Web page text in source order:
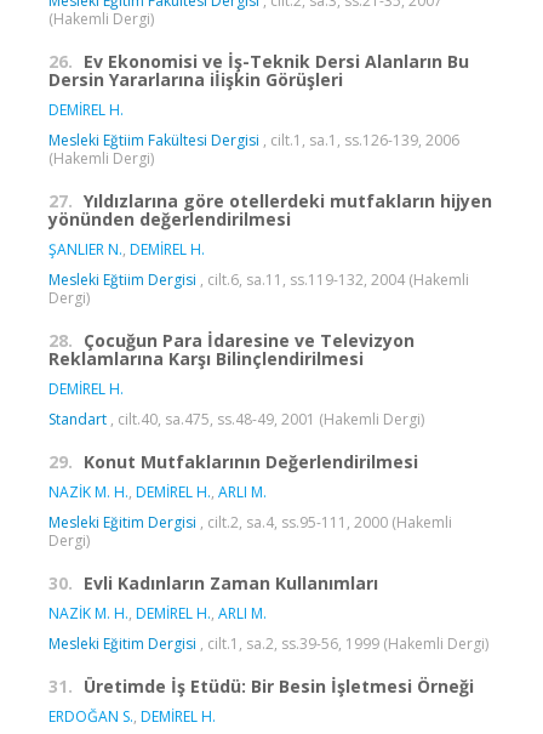
(Hakemli Dergi)
26. Ev Ekonomisi ve İş-Teknik Dersi Alanların Bu
Dersin Yararlarına iİişkin Görüşleri
DEMİREL H.
Mesleki Eğtiim Fakültesi Dergisi , cilt.1, sa.1, ss.126-139, 2006
(Hakemli Dergi)
27. Yıldızlarına göre otellerdeki mutfakların hijyen
yönünden değerlendirilmesi
ŞANLIER N., DEMİREL H.
Mesleki Eğtiim Dergisi , cilt.6, sa.11, ss.119-132, 2004 (Hakemli
Dergi)
28. Çocuğun Para İdaresine ve Televizyon
Reklamlarına Karşı Bilinçlendirilmesi
DEMİREL H.
Standart , cilt.40, sa.475, ss.48-49, 2001 (Hakemli Dergi)
29. Konut Mutfaklarının Değerlendirilmesi
NAZİK M. H., DEMİREL H., ARLI M.
Mesleki Eğitim Dergisi , cilt.2, sa.4, ss.95-111, 2000 (Hakemli
Dergi)
30. Evli Kadınların Zaman Kullanımları
NAZİK M. H., DEMİREL H., ARLI M.
Mesleki Eğitim Dergisi , cilt.1, sa.2, ss.39-56, 1999 (Hakemli Dergi)
31. Üretimde İş Etüdü: Bir Besin İşletmesi Örneği
ERDOĞAN S., DEMİREL H.